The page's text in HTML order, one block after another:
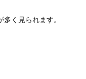
く見られます。